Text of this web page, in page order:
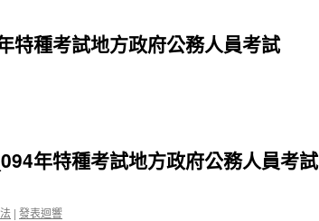
特種考試地方政府公務人員考試
年特種考試地方政府公務人員考試
| 發表迴響